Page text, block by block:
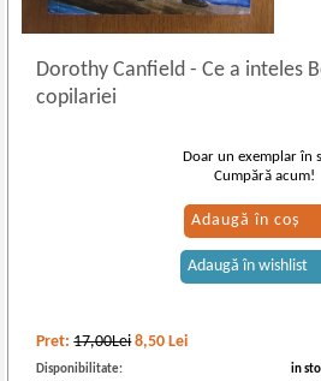
Dorothy Canfield- Ce a inteles
copilariei
Pret:17,00Lei 8,50 Lei
Disponibilitate:
in
Doar un exemplar în
Cumpără acum!
Adaugă în coș
Adaugă în wishlist